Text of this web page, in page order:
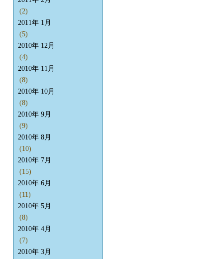
(2)
2011年 1月
(5)
2010年 12月
(4)
2010年 11月
(8)
2010年 10月
(8)
2010年 9月
(9)
2010年 8月
(10)
2010年 7月
(15)
2010年 6月
(11)
2010年 5月
(8)
2010年 4月
(7)
2010年 3月